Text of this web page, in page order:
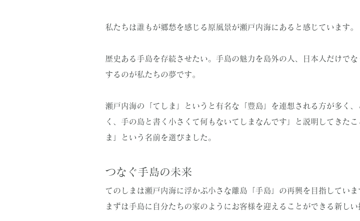
私たちは誰もが郷愁を感じる原風景が瀬戸内海にあると感じています。
歴史ある手島を存続させたい。手島の魅力を島外の人、日本人だけで
するのが私たちの夢です。
瀬戸内海の「てしま」というと有名な「豊島」を連想される方が多く
く、手の島と書く小さくて何もないてしまなんです」と説明してきた
ま」という名前を選びました。
つなぐ手島の未来
てのしまは瀬戸内海に浮かぶ小さな離島「手島」の再興を目指していま
まずは手島に自分たちの家のようにお客様を迎えることができる新しい